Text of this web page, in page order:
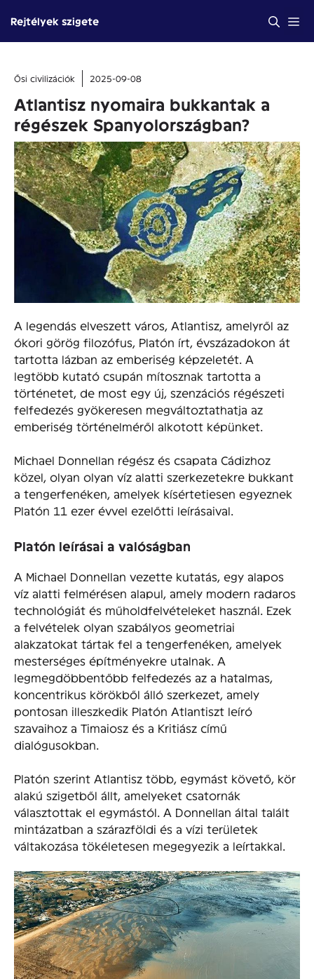
tartalomba
Rejtélyek szigete
Ősi civilizációk 2025-09-08
Atlantisz nyomaira bukkantak a
régészek Spanyolországban?
A legendás elveszett város, Atlantisz, amelyről az
ókori görög filozófus, Platón írt, évszázadokon át
tartotta lázban az emberiség képzeletét. A
legtöbb kutató csupán mítosznak tartotta a
történetet, de most egy új, szenzációs régészeti
felfedezés gyökeresen megváltoztathatja az
emberiség történelméről alkotott képünket.
Michael Donnellan régész és csapata Cádizhoz
közel, olyan olyan víz alatti szerkezetekre bukkant
a tengerfenéken, amelyek kísértetiesen egyeznek
Platón 11 ezer évvel ezelőtti leírásaival.
Platón leírásai a valóságban
A Michael Donnellan vezette kutatás, egy alapos
víz alatti felmérésen alapul, amely modern radaros
technológiát és műholdfelvételeket használ. Ezek
a felvételek olyan szabályos geometriai
alakzatokat tártak fel a tengerfenéken, amelyek
mesterséges építményekre utalnak. A
legmegdöbbentőbb felfedezés az a hatalmas,
koncentrikus körökből álló szerkezet, amely
pontosan illeszkedik Platón Atlantiszt leíró
szavaihoz a Timaiosz és a Kritiász című
dialógusokban.
Platón szerint Atlantisz több, egymást követő, kör
alakú szigetből állt, amelyeket csatornák
választottak el egymástól. A Donnellan által talált
mintázatban a szárazföldi és a vízi területek
váltakozása tökéletesen megegyezik a leírtakkal.